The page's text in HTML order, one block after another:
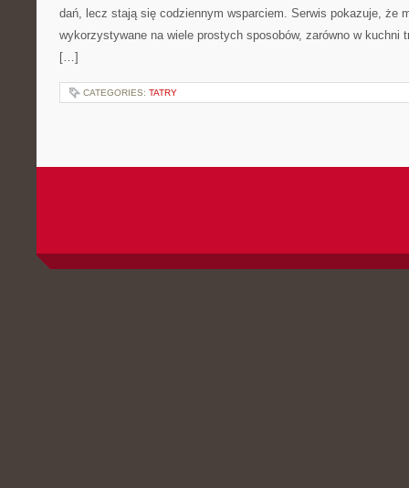
dań, lecz stają się codziennym wsparciem. Serwis pokazuje, że
wykorzystywane na wiele prostych sposobów, zarówno w kuchni
[…]
CATEGORIES: TATRY